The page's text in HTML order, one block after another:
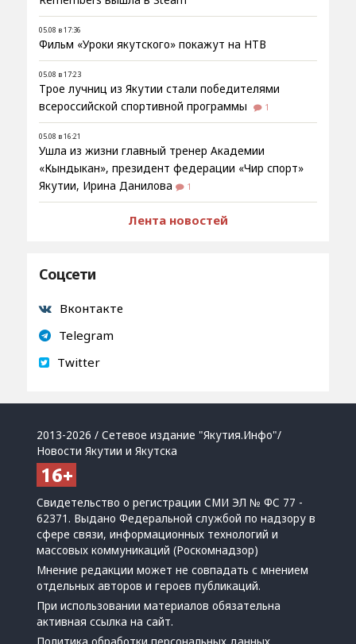
05.08 в 17:36
Фильм «Уроки якутского» покажут на НТВ
05.08 в 17:23
Трое лучниц из Якутии стали победителями
всероссийской спортивной программы
1
05.08 в 16:21
Ушла из жизни главный тренер Академии
«Кындыкан», президент федерации «Чир спорт»
Якутии, Ирина Данилова
1
Лента новостей
Соцсети
Вконтакте
Telegram
Twitter
2013-2026 / Сетевое издание "Якутия.Инфо"/
Новости Якутии и Якутска
Свидетельство о регистрации СМИ ЭЛ № ФС 77 -
62371. Выдано Федеральной службой по надзору в
сфере связи, информационных технологий и
массовых коммуникаций (Роскомнадзор)
Мнение редакции может не совпадать с мнением
отдельных авторов и героев публикаций.
При использовании материалов обязательна
активная ссылка на сайт.